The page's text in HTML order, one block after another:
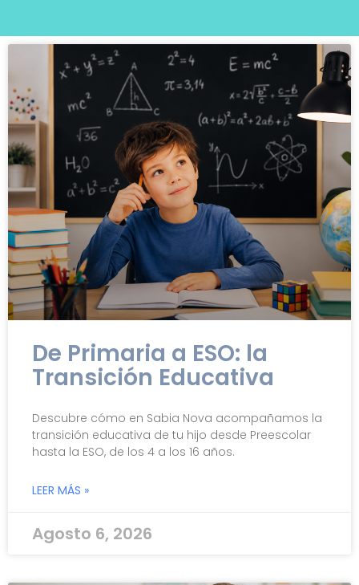
De Primaria a ESO: la
Transición Educativa
Descubre cómo en Sabia Nova acompañamos la
transición educativa de tu hijo desde Preescolar
hasta la ESO, de los 4 a los 16 años.
LEER MÁS »
Agosto 6, 2026